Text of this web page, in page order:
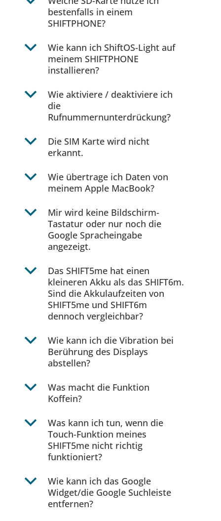
bestenfalls in einem
SHIFTPHONE?
b
Wie kann ich ShiftOS-Light auf
meinem SHIFTPHONE
installieren?
b
Wie aktiviere / deaktiviere ich
die
Rufnummernunterdrückung?
b
Die SIM Karte wird nicht
erkannt.
b
Wie übertrage ich Daten von
meinem Apple MacBook?
b
Mir wird keine Bildschirm-
Tastatur oder nur noch die
Google Spracheingabe
angezeigt.
b
Das SHIFT5me hat einen
kleineren Akku als das SHIFT6m.
Sind die Akkulaufzeiten von
SHIFT5me und SHIFT6m
dennoch vergleichbar?
b
Wie kann ich die Vibration bei
Berührung des Displays
abstellen?
b
Was macht die Funktion
Koffein?
b
Was kann ich tun, wenn die
Touch-Funktion meines
SHIFT5me nicht richtig
funktioniert?
b
Wie kann ich das Google
Widget/die Google Suchleiste
entfernen?